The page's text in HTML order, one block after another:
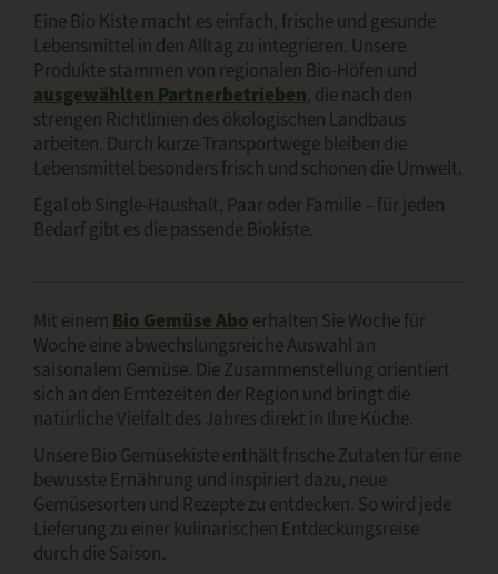
Eine Bio Kiste macht es einfach, frische und gesunde
Lebensmittel in den Alltag zu integrieren. Unsere
Produkte stammen von regionalen Bio-Höfen und
ausgewählten Partnerbetrieben, die nach den
strengen Richtlinien des ökologischen Landbaus
arbeiten. Durch kurze Transportwege bleiben die
Lebensmittel besonders frisch und schonen die Umwelt.
Egal ob Single-Haushalt, Paar oder Familie – für jeden
Bedarf gibt es die passende Biokiste.
Mit einem Bio Gemüse Abo erhalten Sie Woche für
Woche eine abwechslungsreiche Auswahl an
saisonalem Gemüse. Die Zusammenstellung orientiert
sich an den Erntezeiten der Region und bringt die
natürliche Vielfalt des Jahres direkt in Ihre Küche.
Unsere Bio Gemüsekiste enthält frische Zutaten für eine
bewusste Ernährung und inspiriert dazu, neue
Gemüsesorten und Rezepte zu entdecken. So wird jede
Lieferung zu einer kulinarischen Entdeckungsreise
durch die Saison.